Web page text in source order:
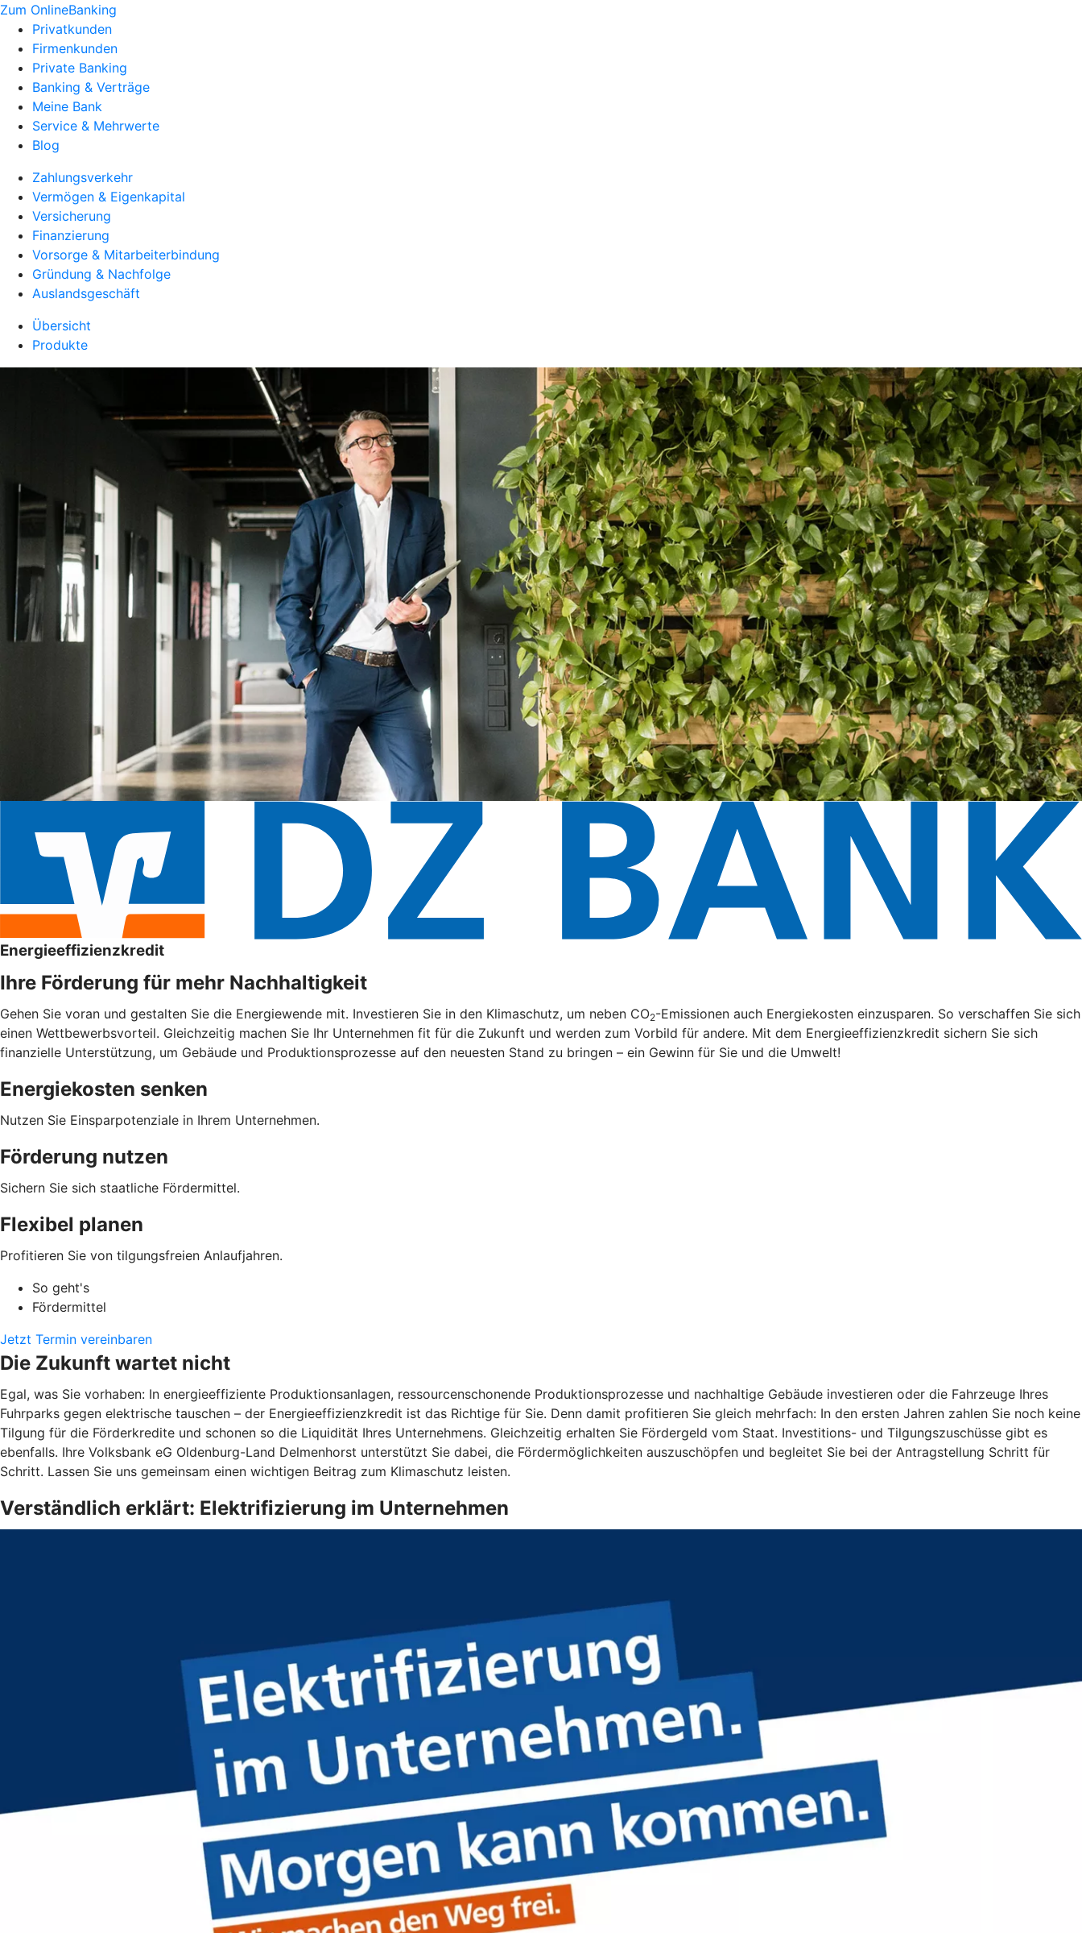
Zum OnlineBanking
Privatkunden
Firmenkunden
Private Banking
Banking & Verträge
Meine Bank
Service & Mehrwerte
Blog
Zahlungsverkehr
Vermögen & Eigenkapital
Versicherung
Finanzierung
Vorsorge & Mitarbeiterbindung
Gründung & Nachfolge
Auslandsgeschäft
Übersicht
Produkte
Energieeffizienzkredit
Ihre Förderung für mehr Nachhaltigkeit
Gehen Sie voran und gestalten Sie die Energiewende mit. Investieren Sie in den Klimaschutz, um neben CO2-Emissionen auch Energiekosten einzusparen. So verschaffen Sie sich
einen Wettbewerbsvorteil. Gleichzeitig machen Sie Ihr Unternehmen fit für die Zukunft und werden zum Vorbild für andere. Mit dem Energieeffizienzkredit sichern Sie sich
finanzielle Unterstützung, um Gebäude und Produktionsprozesse auf den neuesten Stand zu bringen – ein Gewinn für Sie und die Umwelt!
Energiekosten senken
Nutzen Sie Einsparpotenziale in Ihrem Unternehmen.
Förderung nutzen
Sichern Sie sich staatliche Fördermittel.
Flexibel planen
Profitieren Sie von tilgungsfreien Anlaufjahren.
So geht's
Fördermittel
Jetzt Termin vereinbaren
Die Zukunft wartet nicht
Egal, was Sie vorhaben: In energieeffiziente Produktionsanlagen, ressourcenschonende Produktionsprozesse und nachhaltige Gebäude investieren oder die Fahrzeuge Ihres
Fuhrparks gegen elektrische tauschen – der Energieeffizienzkredit ist das Richtige für Sie. Denn damit profitieren Sie gleich mehrfach: In den ersten Jahren zahlen Sie noch keine
Tilgung für die Förderkredite und schonen so die Liquidität Ihres Unternehmens. Gleichzeitig erhalten Sie Fördergeld vom Staat. Investitions- und Tilgungszuschüsse gibt es
ebenfalls. Ihre Volksbank eG Oldenburg-Land Delmenhorst unterstützt Sie dabei, die Fördermöglichkeiten auszuschöpfen und begleitet Sie bei der Antragstellung Schritt für
Schritt. Lassen Sie uns gemeinsam einen wichtigen Beitrag zum Klimaschutz leisten.
Verständlich erklärt: Elektrifizierung im Unternehmen